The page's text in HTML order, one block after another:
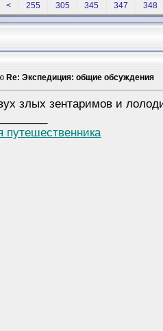
< 255 305 345 347 348
Re: Экспедиция: общие обсуждения
злых зентаримов и
путешественника